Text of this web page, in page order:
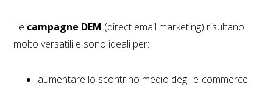
Le campagne DEM (direct email marketing) risultano
molto versatili e sono ideali per:
aumentare lo scontrino medio degli e-commerce,